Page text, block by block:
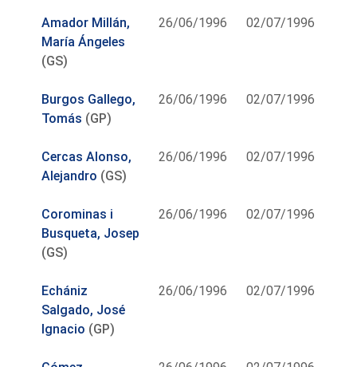
Amador Millán,
María Ángeles
(GS)
26/06/1996 02/07/1996
Burgos Gallego,
Tomás (GP)
26/06/1996 02/07/1996
Cercas Alonso,
Alejandro (GS)
26/06/1996 02/07/1996
Corominas i
Busqueta, Josep
(GS)
26/06/1996 02/07/1996
Echániz
Salgado, José
Ignacio (GP)
26/06/1996 02/07/1996